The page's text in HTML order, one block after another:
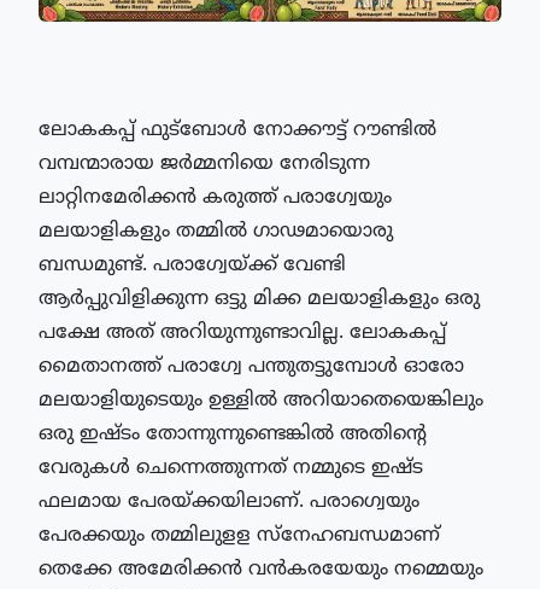
ലോകകപ്പ് ഫുട്‌ബോള്‍ നോക്കൗട്ട് റൗണ്ടില്‍
വമ്പന്മാരായ ജര്‍മ്മനിയെ നേരിടുന്ന
ലാറ്റിനമേരിക്കന്‍ കരുത്ത് പരാഗ്വേയും
മലയാളികളും തമ്മില്‍ ഗാഢമായൊരു
ബന്ധമുണ്ട്. പരാഗ്വേയ്ക്ക് വേണ്ടി
ആര്‍പ്പുവിളിക്കുന്ന ഒട്ടു മിക്ക മലയാളികളും ഒരു
പക്ഷേ അത് അറിയുന്നുണ്ടാവില്ല. ലോകകപ്പ്
മൈതാനത്ത് പരാഗ്വേ പന്തുതട്ടുമ്പോള്‍ ഓരോ
മലയാളിയുടെയും ഉള്ളില്‍ അറിയാതെയെങ്കിലും
ഒരു ഇഷ്ടം തോന്നുന്നുണ്ടെങ്കില്‍ അതിന്റെ
വേരുകള്‍ ചെന്നെത്തുന്നത് നമ്മുടെ ഇഷ്ട
ഫലമായ പേരയ്ക്കയിലാണ്. പരാഗ്വെയും
പേരക്കയും തമ്മിലുളള സ്‌നേഹബന്ധമാണ്
തെക്കേ അമേരിക്കന്‍ വന്‍കരയേയും നമ്മെയും